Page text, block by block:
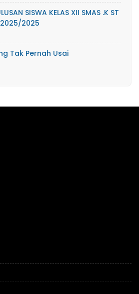
SISWA KELAS XII SMAS .K ST
2025/2025
Tak Pernah Usai